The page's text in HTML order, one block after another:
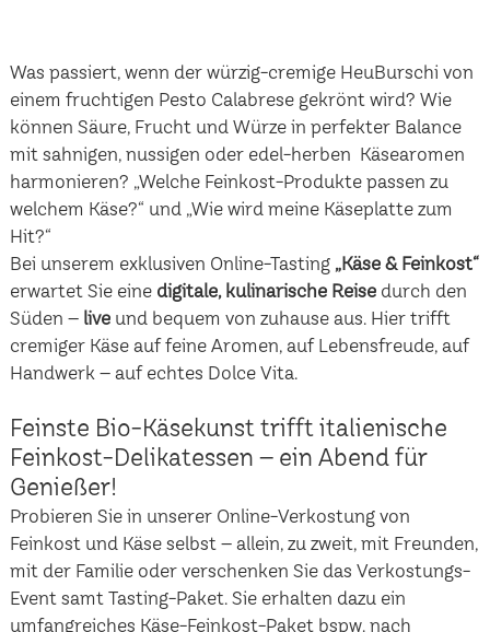
Was passiert, wenn der würzig-cremige HeuBurschi von
einem fruchtigen Pesto Calabrese gekrönt wird? Wie
können Säure, Frucht und Würze in perfekter Balance
mit sahnigen, nussigen oder edel-herben Käsearomen
harmonieren? „Welche Feinkost-Produkte passen zu
welchem Käse?“ und „Wie wird meine Käseplatte zum
Hit?“
Bei unserem exklusiven Online-Tasting „Käse & Feinkost“
erwartet Sie eine digitale, kulinarische Reisedurch den
Süden – live und bequem von zuhause aus. Hier trifft
cremiger Käse auf feine Aromen, auf Lebensfreude, auf
Handwerk – auf echtes Dolce Vita.
Feinste Bio-Käsekunst trifft italienische
Feinkost-Delikatessen – ein Abend für
Genießer!
Probieren Sie in unserer Online-Verkostung von
Feinkost und Käse selbst – allein, zu zweit, mit Freunden,
mit der Familie oder verschenken Sie das Verkostungs-
Event samt Tasting-Paket. Sie erhalten dazu ein
umfangreiches Käse-Feinkost-Paket bspw. nach